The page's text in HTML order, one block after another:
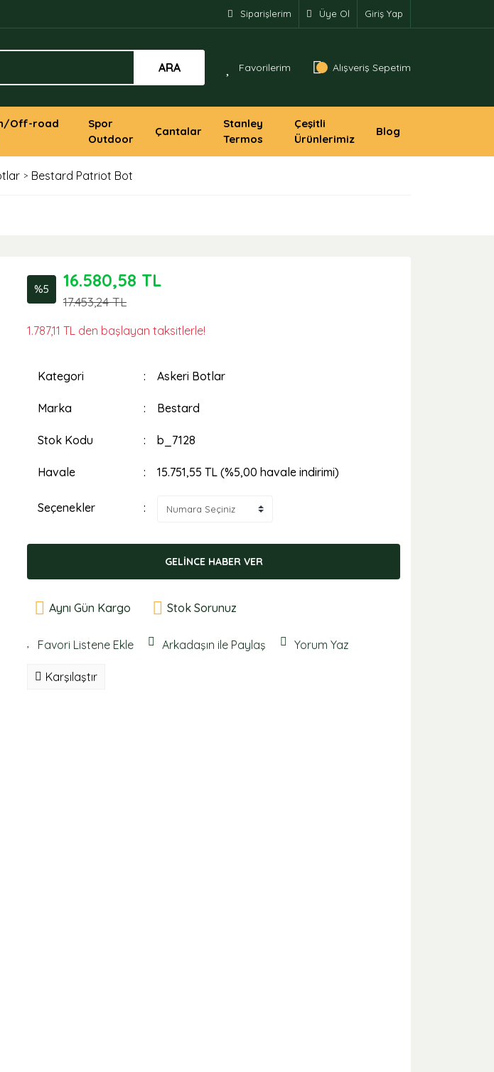
Siparişlerim Üye Ol Giriş Yap
ARA Favorilerim Alışveriş Sepetim
Off-road
Spor
Outdoor
Çantalar
Stanley
Termos
Çeşitli
Ürünlerimiz
Blog
Bestard Patriot Bot
%5 16.580,58 TL
17.453,24 TL
1.787,11 TL den başlayan taksitlerle!
Kategori Askeri Botlar
Marka Bestard
Stok Kodu b_7128
Havale 15.751,55 TL (%5,00 havale indirimi)
Seçenekler
GELİNCE HABER VER
Aynı Gün Kargo Stok Sorunuz
Arkadaşın ile Paylaş Yorum Yaz
Karşılaştır